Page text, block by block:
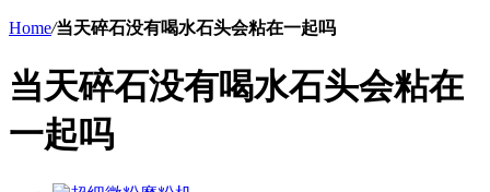
Home/当天碎石没有喝水石头会粘在一起吗
当天碎石没有喝水石头会粘在
一起吗